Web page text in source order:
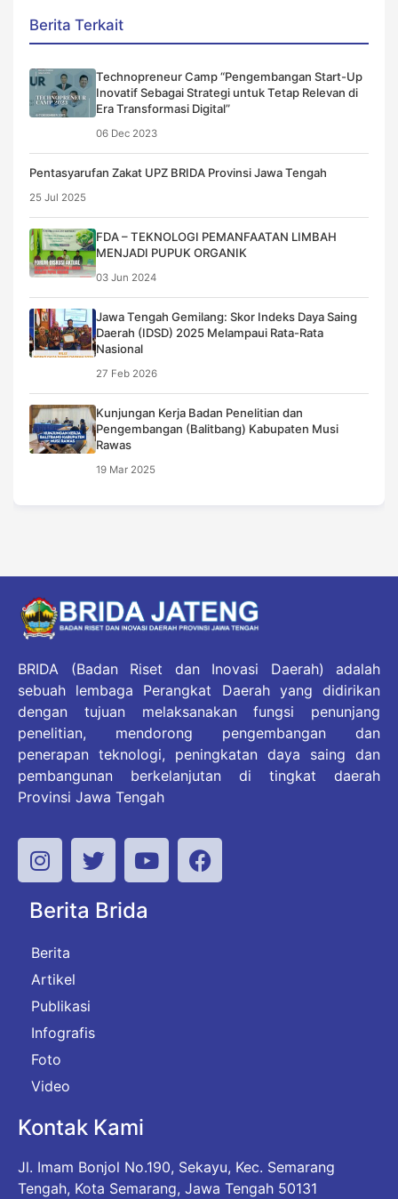
Berita Terkait
Technopreneur Camp “Pengembangan Start-Up
Inovatif Sebagai Strategi untuk Tetap Relevan di
Era Transformasi Digital”
06 Dec 2023
Pentasyarufan Zakat UPZ BRIDA Provinsi Jawa Tengah
25 Jul 2025
FDA – TEKNOLOGI PEMANFAATAN LIMBAH
MENJADI PUPUK ORGANIK
03 Jun 2024
Jawa Tengah Gemilang: Skor Indeks Daya Saing
Daerah (IDSD) 2025 Melampaui Rata-Rata
Nasional
27 Feb 2026
Kunjungan Kerja Badan Penelitian dan
Pengembangan (Balitbang) Kabupaten Musi
Rawas
19 Mar 2025
BRIDA (Badan Riset dan Inovasi Daerah) adalah
sebuah lembaga Perangkat Daerah yang didirikan
dengan tujuan melaksanakan fungsi penunjang
penelitian, mendorong pengembangan dan
penerapan teknologi, peningkatan daya saing dan
pembangunan berkelanjutan di tingkat daerah
Provinsi Jawa Tengah
Berita Brida
Berita
Artikel
Publikasi
Infografis
Foto
Video
Kontak Kami
Jl. Imam Bonjol No.190, Sekayu, Kec. Semarang
Tengah, Kota Semarang, Jawa Tengah 50131